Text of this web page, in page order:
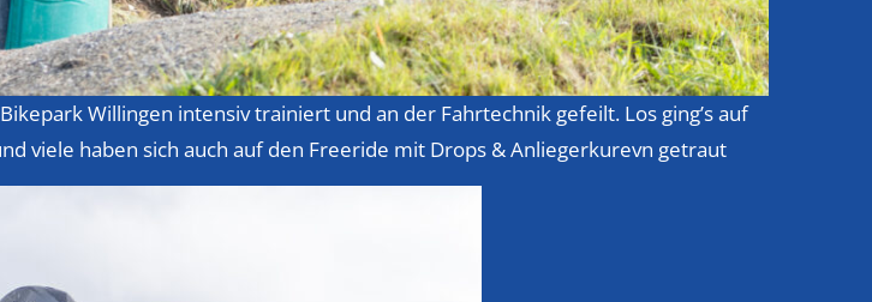
Willingen intensiv trainiert und an der Fahrtechnik gefeilt. Los ging’s auf
viele haben sich auch auf den Freeride mit Drops & Anliegerkurevn getraut